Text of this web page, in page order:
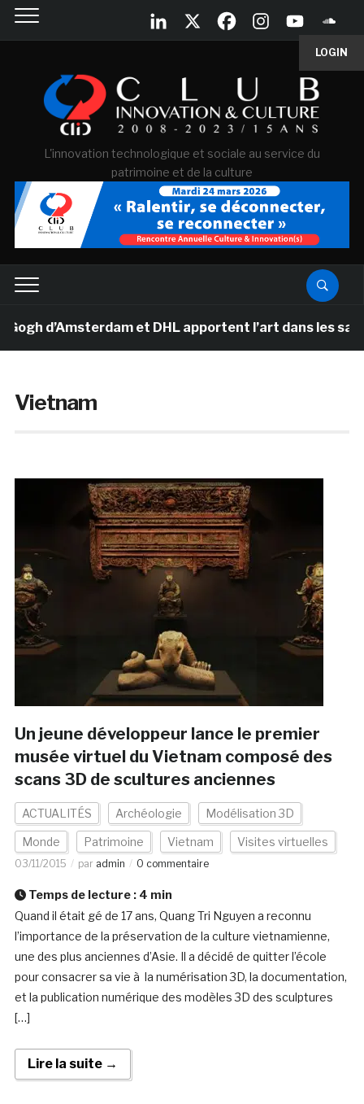
LOGIN
L'innovation technologique et sociale au service du
patrimoine et de la culture
d’Amsterdam et DHL apportent l’art dans les salles
Vietnam
Un jeune développeur lance le premier
musée virtuel du Vietnam composé des
scans 3D de scultures anciennes
ACTUALITÉS Archéologie Modélisation 3D
Monde Patrimoine Vietnam Visites virtuelles
03/11/2015 par admin 0 commentaire
Temps de lecture : 4 min
Quand il était gé de 17 ans, Quang Tri Nguyen a reconnu
l’importance de la préservation de la culture vietnamienne,
une des plus anciennes d’Asie. Il a décidé de quitter l’école
pour consacrer sa vie à la numérisation 3D, la documentation,
et la publication numérique des modèles 3D des sculptures
[…]
Lire la suite →